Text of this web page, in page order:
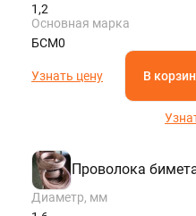
1,2
Основная марка
БСМ0
Узнать цену В
Проволока
Диаметр, мм